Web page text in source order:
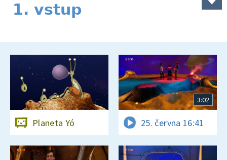
1. vstup
Planeta Yó
3:02
25. června 16:41